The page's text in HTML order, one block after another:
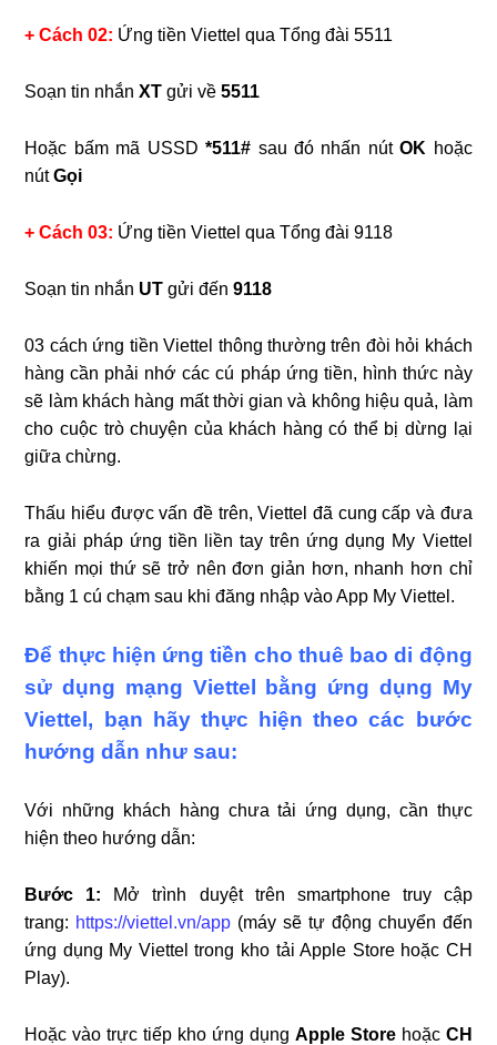
+ Cách 02: Ứng tiền Viettel qua Tổng đài 5511
Soạn tin nhắnXT gửi về5511
Hoặc bấm mã USSD*511# sau đó nhấn nútOK hoặc
nútGọi
+ Cách 03: Ứng tiền Viettel qua Tổng đài 9118
Soạn tin nhắn UT gửi đến9118
03 cách ứng tiền Viettel thông thường trên đòi hỏi khách
hàng cần phải nhớ các cú pháp ứng tiền, hình thức này
sẽ làm khách hàng mất thời gian và không hiệu quả, làm
cho cuộc trò chuyện của khách hàng có thể bị dừng lại
giữa chừng.
Thấu hiểu được vấn đề trên, Viettel đã cung cấp và đưa
ra giải pháp ứng tiền liền tay trên ứng dụng My Viettel
khiến mọi thứ sẽ trở nên đơn giản hơn, nhanh hơn chỉ
bằng 1 cú chạm sau khi đăng nhập vào App My Viettel.
Để thực hiện ứng tiền cho thuê bao di động
sử dụng mạng Viettel bằng ứng dụng My
Viettel, bạn hãy thực hiện theo các bước
hướng dẫn như sau:
Với những khách hàng chưa tải ứng dụng, cần thực
hiện theo hướng dẫn:
Bước 1: Mở trình duyệt trên smartphone truy cập
trang: https://viettel.vn/app (máy sẽ tự động chuyển đến
ứng dụng My Viettel trong kho tải Apple Store hoặc CH
Play).
Hoặc vào trực tiếp kho ứng dụng Apple Storehoặc CH